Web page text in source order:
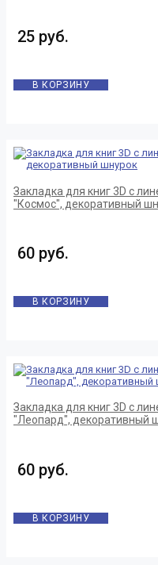
25 руб.
В КОРЗИНУ
Закладка для книг 3D с
"Космос", декоративный
60 руб.
В КОРЗИНУ
Закладка для книг 3D с
"Леопард", декоративный
60 руб.
В КОРЗИНУ